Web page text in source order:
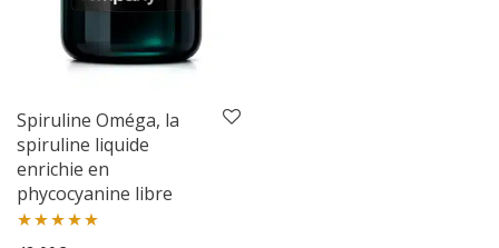
Spiruline Oméga, la
spiruline liquide
enrichie en
phycocyanine libre